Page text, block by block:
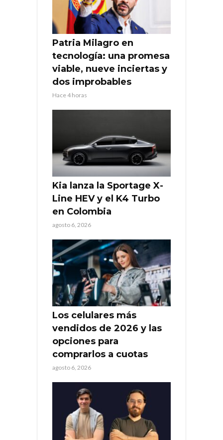
Patria Milagro en
tecnología: una promesa
viable, nueve inciertas y
dos improbables
Hace 4 horas
Kia lanza la Sportage X-
Line HEV y el K4 Turbo
en Colombia
agosto 6, 2026
Los celulares más
vendidos de 2026 y las
opciones para
comprarlos a cuotas
agosto 6, 2026